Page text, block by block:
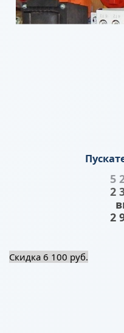
5
2
2
Скидка 6 100 руб.